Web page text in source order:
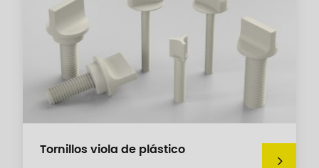
Tornillos viola de plástico